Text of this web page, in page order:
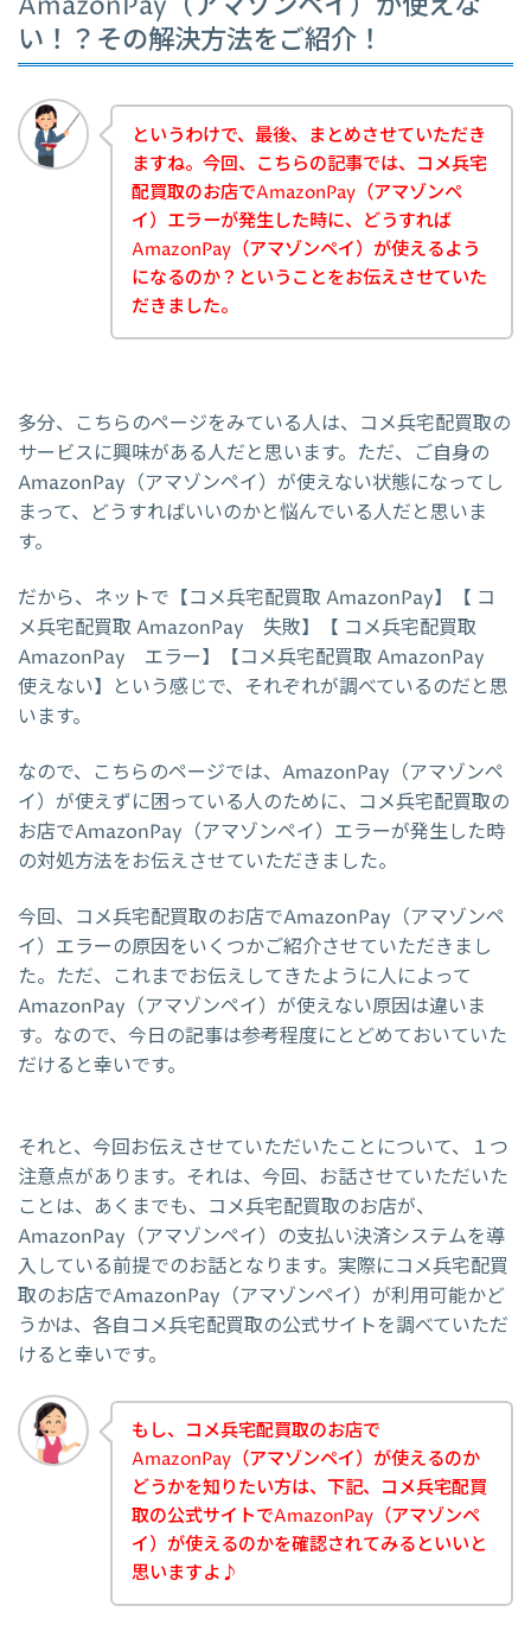
い！？その解決方法をご紹介！
というわけで、最後、まとめさせていただき
ますね。今回、こちらの記事では、コメ兵宅
配買取のお店でAmazonPay（アマゾンペ
イ）エラーが発生した時に、どうすれば
AmazonPay（アマゾンペイ）が使えるよう
になるのか？ということをお伝えさせていた
だきました。
多分、こちらのページをみている人は、コメ兵宅配買取の
サービスに興味がある人だと思います。ただ、ご自身の
AmazonPay（アマゾンペイ）が使えない状態になってし
まって、どうすればいいのかと悩んでいる人だと思いま
す。
だから、ネットで【コメ兵宅配買取 AmazonPay】【 コ
メ兵宅配買取 AmazonPay 失敗】【 コメ兵宅配買取
AmazonPay エラー】【コメ兵宅配買取 AmazonPay
使えない】という感じで、それぞれが調べているのだと思
います。
なので、こちらのページでは、AmazonPay（アマゾンペ
イ）が使えずに困っている人のために、コメ兵宅配買取の
お店でAmazonPay（アマゾンペイ）エラーが発生した時
の対処方法をお伝えさせていただきました。
今回、コメ兵宅配買取のお店でAmazonPay（アマゾンペ
イ）エラーの原因をいくつかご紹介させていただきまし
た。ただ、これまでお伝えしてきたように人によって
AmazonPay（アマゾンペイ）が使えない原因は違いま
す。なので、今日の記事は参考程度にとどめておいていた
だけると幸いです。
それと、今回お伝えさせていただいたことについて、１つ
注意点があります。それは、今回、お話させていただいた
ことは、あくまでも、コメ兵宅配買取のお店が、
AmazonPay（アマゾンペイ）の支払い決済システムを導
入している前提でのお話となります。実際にコメ兵宅配買
取のお店でAmazonPay（アマゾンペイ）が利用可能かど
うかは、各自コメ兵宅配買取の公式サイトを調べていただ
けると幸いです。
もし、コメ兵宅配買取のお店で
AmazonPay（アマゾンペイ）が使えるのか
どうかを知りたい方は、下記、コメ兵宅配買
取の公式サイトでAmazonPay（アマゾンペ
イ）が使えるのかを確認されてみるといいと
思いますよ♪